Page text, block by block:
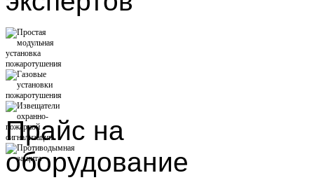
Прайс на
оборудование